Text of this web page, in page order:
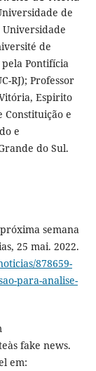
de
de
Pontifícia
RJ); Professor
Espirito
Constituição e
e
do Sul.
semana
25 mai. 2022.
878659-
para-analise-
fake news.
em: